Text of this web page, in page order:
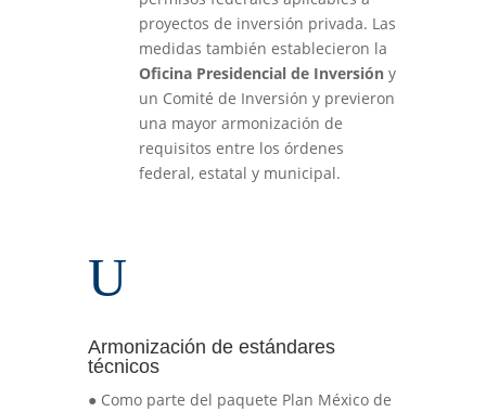
proyectos de inversión privada. Las
medidas también establecieron la
Oficina Presidencial de Inversión y
un Comité de Inversión y previeron
una mayor armonización de
requisitos entre los órdenes
federal, estatal y municipal.
U
Armonización de estándares
técnicos
● Como parte del paquete Plan México de